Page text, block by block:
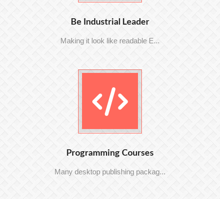
Be Industrial Leader
Making it look like readable E...
Programming Courses
Many desktop publishing packag...